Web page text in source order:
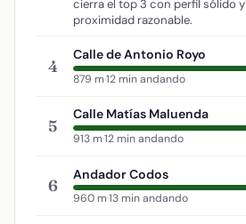
cierra el top 3 con perfil sólido y
proximidad razonable.
4
Calle de Antonio Royo
879 m·12 min andando
5
Calle Matías Maluenda
913 m·12 min andando
6
Andador Codos
960 m·13 min andando